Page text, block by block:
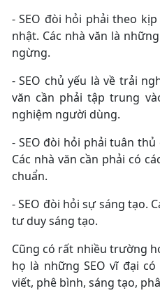
- SEO đòi hỏi phải theo
nhật. Các nhà văn là
ngừng.
- SEO chủ yếu là về trải
văn cần phải tập trung
nghiệm người dùng.
- SEO đòi hỏi phải tuân
Các nhà văn cần phải có
chuẩn.
- SEO đòi hỏi sự sáng tạo.
tư duy sáng tạo.
Cũng có rất nhiều trường
họ là những SEO vĩ đại
viết, phê bình, sáng tạo,